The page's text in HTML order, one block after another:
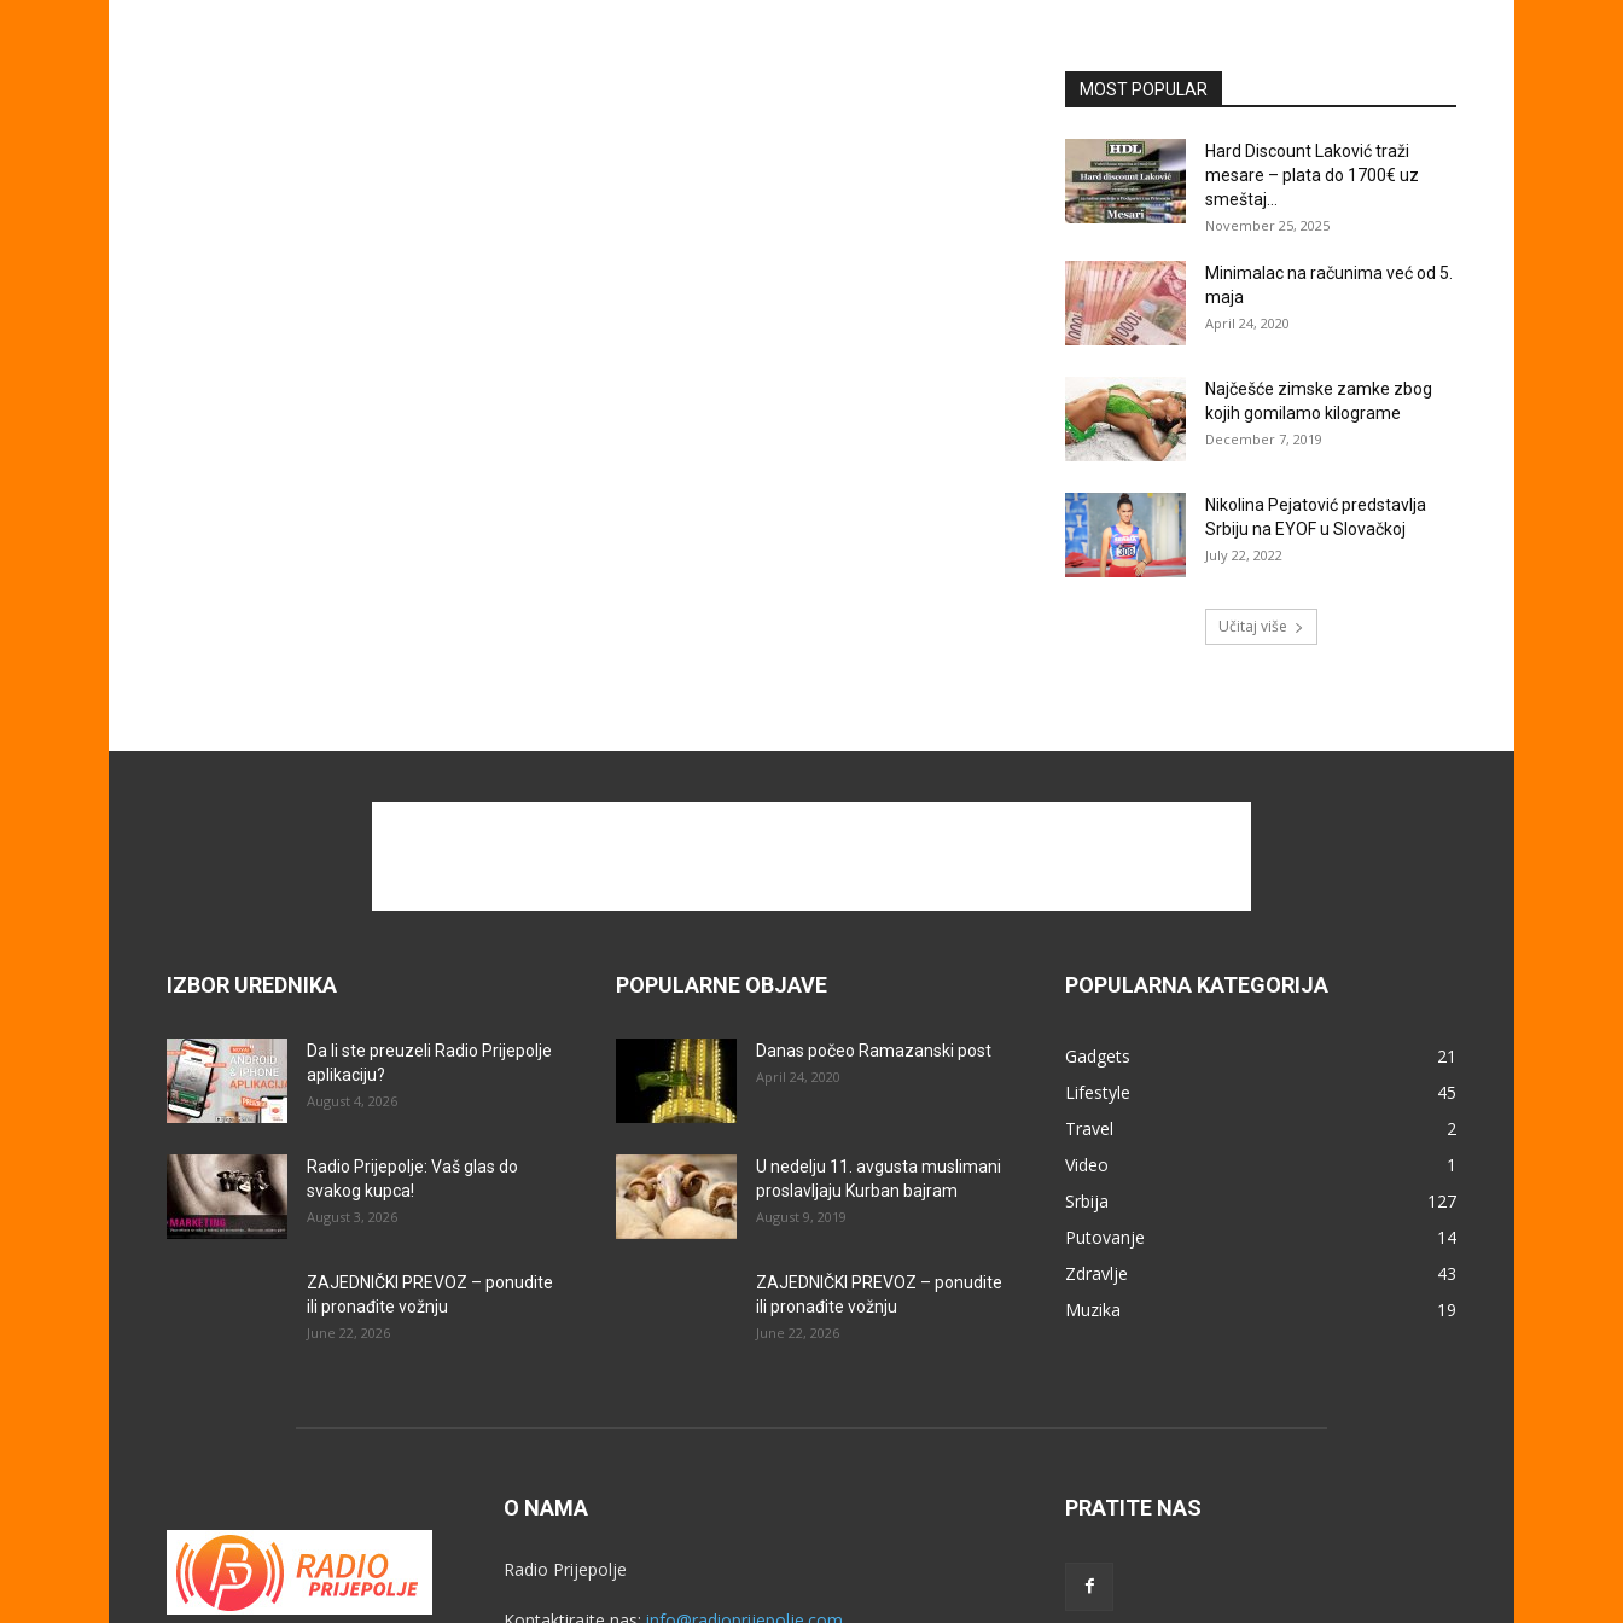
MOST POPULAR
Hard Discount Laković traži
mesare – plata do 1700€ uz
smeštaj...
November 25, 2025
Minimalac na računima već od 5.
maja
April 24, 2020
Najčešće zimske zamke zbog
kojih gomilamo kilograme
December 7, 2019
Nikolina Pejatović predstavlja
Srbiju na EYOF u Slovačkoj
July 22, 2022
Učitaj više
IZBOR UREDNIKA
Da li ste preuzeli Radio Prijepolje
aplikaciju?
August 4, 2026
Radio Prijepolje: Vaš glas do
svakog kupca!
August 3, 2026
ZAJEDNIČKI PREVOZ – ponudite
ili pronađite vožnju
June 22, 2026
POPULARNE OBJAVE
Danas počeo Ramazanski post
April 24, 2020
U nedelju 11. avgusta muslimani
proslavljaju Kurban bajram
August 9, 2019
ZAJEDNIČKI PREVOZ – ponudite
ili pronađite vožnju
June 22, 2026
POPULARNA KATEGORIJA
Gadgets
21
Lifestyle
45
Travel
2
Video
1
Srbija
127
Putovanje
14
Zdravlje
43
Muzika
19
O NAMA
Radio Prijepolje
PRATITE NAS